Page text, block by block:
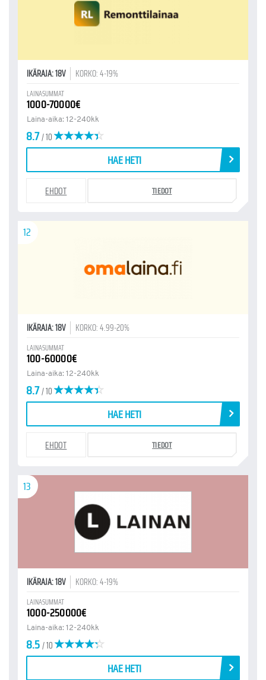
IKÄRAJA: 18V KORKO: 4-19%
LAINASUMMAT
1000-70000€
Laina-aika: 12-240kk
8.7/ 10
HAE HETI
EHDOT TIEDOT
12
IKÄRAJA: 18V KORKO: 4.99-20%
LAINASUMMAT
100-60000€
Laina-aika: 12-240kk
8.7/ 10
HAE HETI
EHDOT TIEDOT
13
IKÄRAJA: 18V KORKO: 4-19%
LAINASUMMAT
1000-250000€
Laina-aika: 12-240kk
8.5/ 10
HAE HETI